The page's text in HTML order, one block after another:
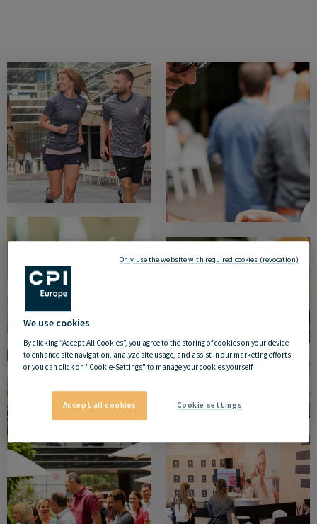
We use cookies
By clicking “Accept All Cookies”, you agree to the storing of cookies on your device
to enhance site navigation, analyze site usage, and assist in our marketing efforts
or you can click on "Cookie-Settings" to manage your cookies yourself.
Accept all cookies Cookie settings
Only use the website with required cookies (revocation)